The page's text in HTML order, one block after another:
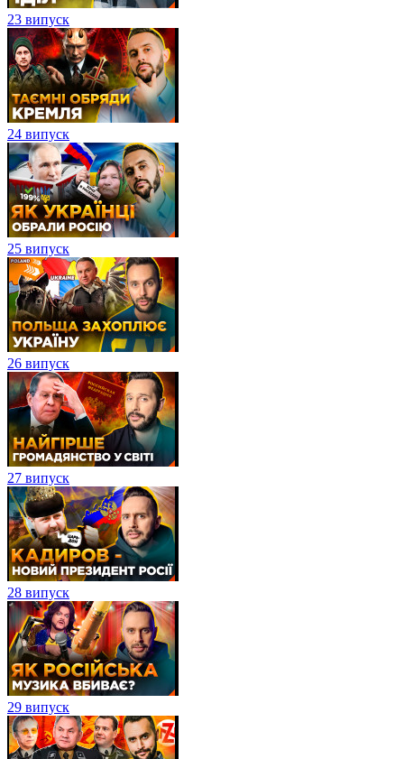
23 випуск
24 випуск
25 випуск
26 випуск
27 випуск
28 випуск
29 випуск